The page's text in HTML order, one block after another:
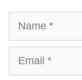
Name
Email